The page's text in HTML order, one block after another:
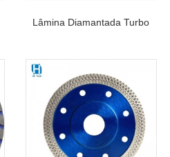
Lâmina Diamantada Turbo
Quente Para Cortar Ladrilhos
Duros, Cerâmica E Pedra
Natural